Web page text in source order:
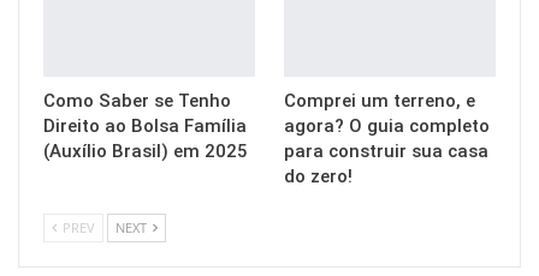
Como Saber se Tenho
Direito ao Bolsa Família
(Auxílio Brasil) em 2025
Comprei um terreno, e
agora? O guia completo
para construir sua casa
do zero!
PREV NEXT